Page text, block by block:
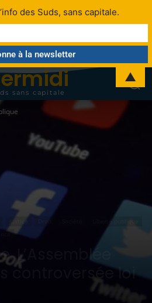
sans capitale
Justice Droit
Liberté publique
L’Assemblée
controversée loi
des Suds, sans capitale.
▲